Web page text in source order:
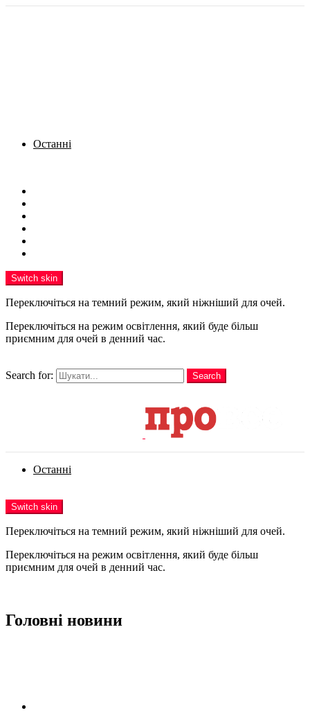
Останні
Switch skin
Переключіться на темний режим, який ніжніший для очей.
Переключіться на режим освітлення, який буде більш
приємним для очей в денний час.
Search for:
Search
Останні
Switch skin
Переключіться на темний режим, який ніжніший для очей.
Переключіться на режим освітлення, який буде більш
приємним для очей в денний час.
Головні новини